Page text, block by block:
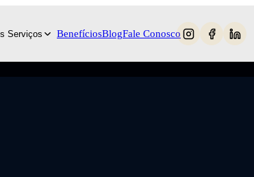
Serviços BenefíciosBlogFale Conosco